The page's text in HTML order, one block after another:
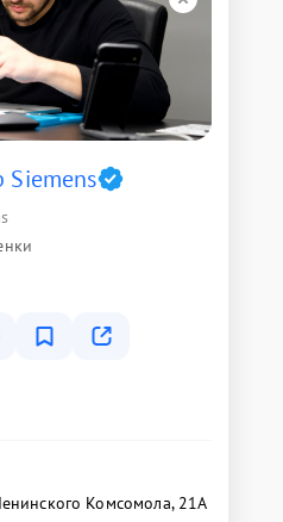
Siemens
Комсомола, 21А